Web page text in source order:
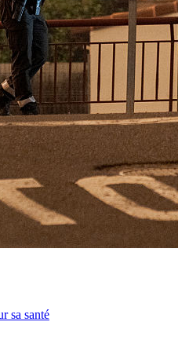
sa santé